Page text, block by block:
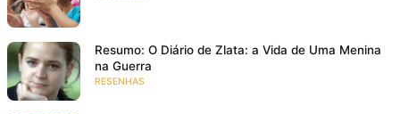
Resumo: O Diário de Zlata: a Vida de Uma Menina
na Guerra
RESENHAS